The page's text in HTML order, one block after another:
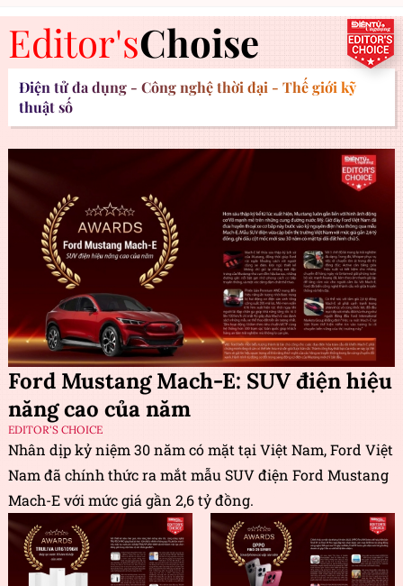
Editor'sChoise
Điện tử đa dụng - Công nghệ thời đại - Thế giới kỹ
thuật số
Ford Mustang Mach-E: SUV điện hiệu
năng cao của năm
EDITOR'S CHOICE
Nhân dịp kỷ niệm 30 năm có mặt tại Việt Nam, Ford Việt
Nam đã chính thức ra mắt mẫu SUV điện Ford Mustang
Mach-E với mức giá gần 2,6 tỷ đồng.